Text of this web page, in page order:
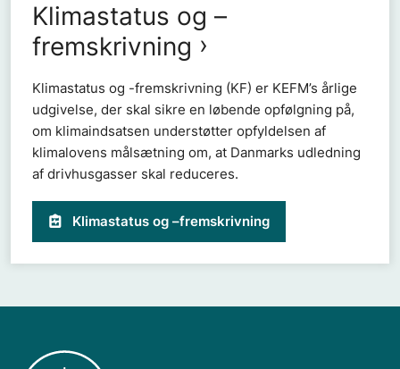
Klimastatus og –
fremskrivning
Klimastatus og -fremskrivning (KF) er KEFM’s årlige
udgivelse, der skal sikre en løbende opfølgning på,
om klimaindsatsen understøtter opfyldelsen af
klimalovens målsætning om, at Danmarks udledning
af drivhusgasser skal reduceres.
Klimastatus og –fremskrivning